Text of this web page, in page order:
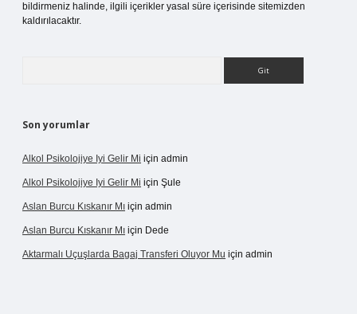
bildirmeniz halinde, ilgili içerikler yasal süre içerisinde sitemizden
kaldırılacaktır.
Son yorumlar
Alkol Psikolojiye Iyi Gelir Mi için admin
Alkol Psikolojiye Iyi Gelir Mi için Şule
Aslan Burcu Kıskanır Mı için admin
Aslan Burcu Kıskanır Mı için Dede
Aktarmalı Uçuşlarda Bagaj Transferi Oluyor Mu için admin